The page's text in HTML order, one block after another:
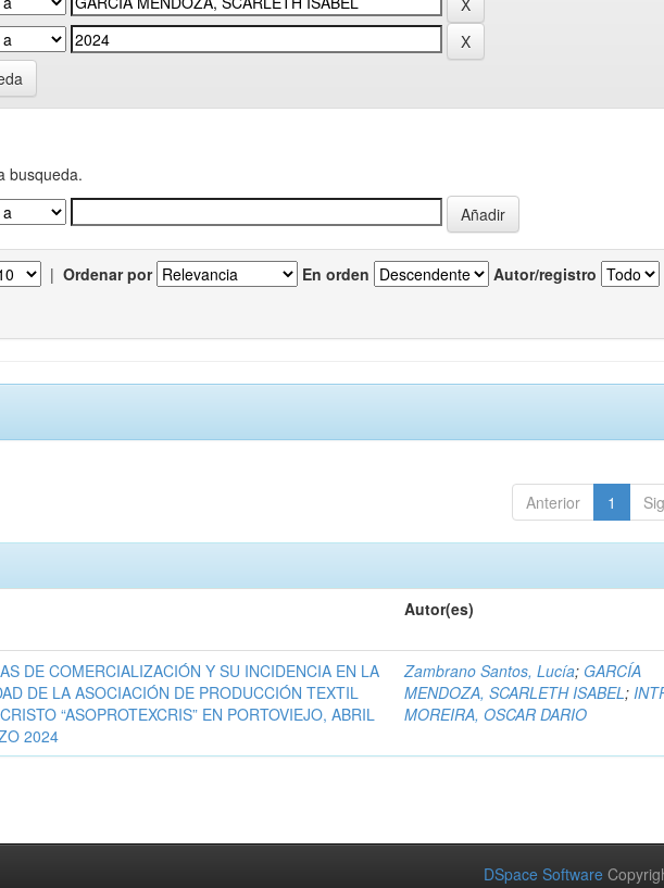
busqueda.
| Ordenar por En orden Autor/registro
Anterior 1
Autor(es)
DE COMERCIALIZACIÓN Y SU INCIDENCIA EN LA
DE LA ASOCIACIÓN DE PRODUCCIÓN TEXTIL
“ASOPROTEXCRIS” EN PORTOVIEJO, ABRIL
2024
Zambrano Santos, Lucía; GARCÍA
MENDOZA, SCARLETH ISABEL;
MOREIRA, OSCAR DARIO
DSpace Software